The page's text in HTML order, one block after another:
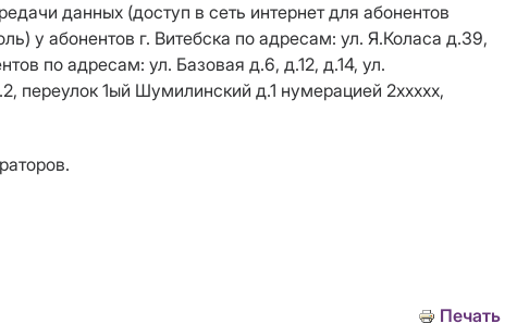
данных (доступ в сеть интернет для абонентов
у абонентов г. Витебска по адресам: ул. Я.Коласа д.39,
по адресам: ул. Базовая д.6, д.12, д.14, ул.
переулок 1ый Шумилинский д.1 нумерацией 2ххххх,
Печать